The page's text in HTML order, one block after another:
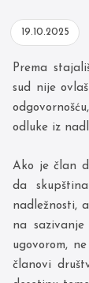
19.10.2025
Prema
sud nije
odluke iz
Ako je član
da
nadležnosti,
na
ugovorom,
članovi